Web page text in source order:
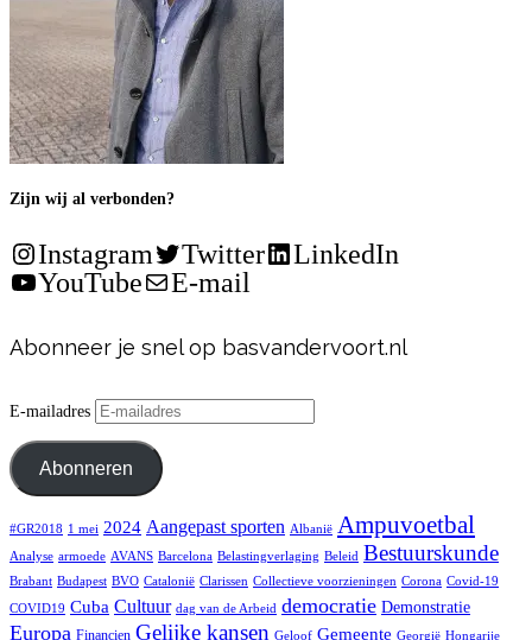
Zijn wij al verbonden?
Instagram Twitter
LinkedIn
YouTube
E-mail
Abonneer je snel op basvandervoort.nl
E-mailadres
Abonneren
#GR2018 1 mei 2024 Aangepast sporten Albanië Ampuvoetbal
Analyse armoede AVANS Barcelona Belastingverlaging Beleid Bestuurskunde
Brabant Budapest BVO Catalonië Clarissen Collectieve voorzieningen Corona Covid-19
COVID19 Cuba Cultuur dag van de Arbeid democratie Demonstratie
Europa Financien Gelijke kansen Geloof Gemeente Georgië Hongarije